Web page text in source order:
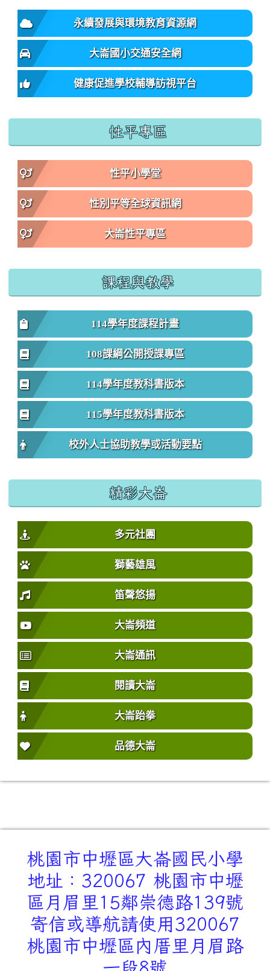
永續發展與環境教育資源網
大崙國小交通安全網
健康促進學校輔導訪視平台
性平專區
性平小學堂
性別平等全球資訊網
大崙性平專區
課程與教學
114學年度課程計畫
108課綱公開授課專區
114學年度教科書版本
115學年度教科書版本
校外人士協助教學或活動要點
精彩大崙
多元社團
獅藝雄風
笛聲悠揚
大崙頻道
大崙通訊
閱讀大崙
大崙跆拳
品德大崙
桃園市中壢區大崙國民小學
地址：320067 桃園市中壢
區月眉里15鄰崇德路139號
寄信或導航請使用320067
桃園市中壢區內厝里月眉路
一段8號